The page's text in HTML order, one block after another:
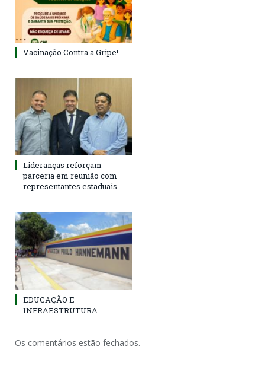
Vacinação Contra a Gripe!
Lideranças reforçam
parceria em reunião com
representantes estaduais
EDUCAÇÃO E
INFRAESTRUTURA
Os comentários estão fechados.